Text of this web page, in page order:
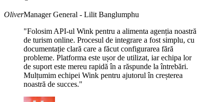
OliverManager General - Lilit Banglumphu
"Folosim API-ul Wink pentru a alimenta agenția noastră
de turism online. Procesul de integrare a fost simplu, cu
documentație clară care a făcut configurarea fără
probleme. Platforma este ușor de utilizat, iar echipa lor
de suport este mereu rapidă în a răspunde la întrebări.
Mulțumim echipei Wink pentru ajutorul în creșterea
noastră de succes."